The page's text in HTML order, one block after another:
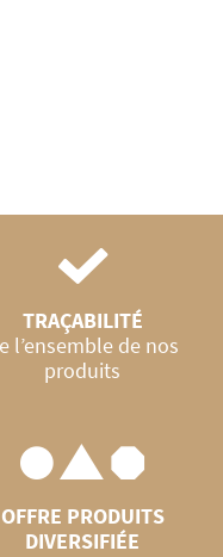
TRAÇABILITÉ
l’ensemble de nos
produits
OFFRE PRODUITS
DIVERSIFIÉE